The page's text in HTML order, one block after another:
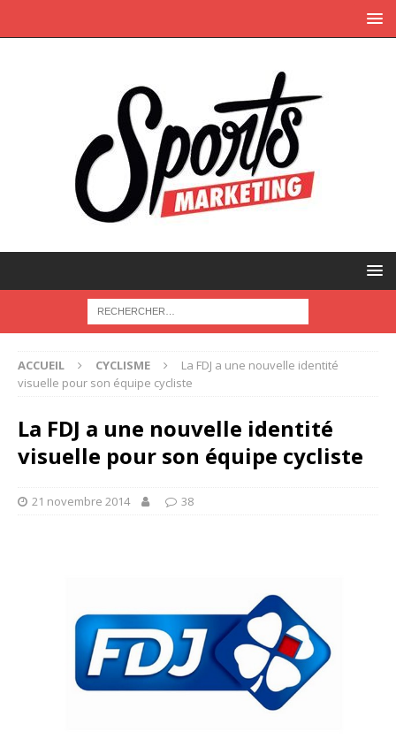
ACCUEIL CYCLISME
La FDJ a une nouvelle identité
visuelle pour son équipe cycliste
La FDJ a une nouvelle identité
visuelle pour son équipe cycliste
21 novembre 2014 38